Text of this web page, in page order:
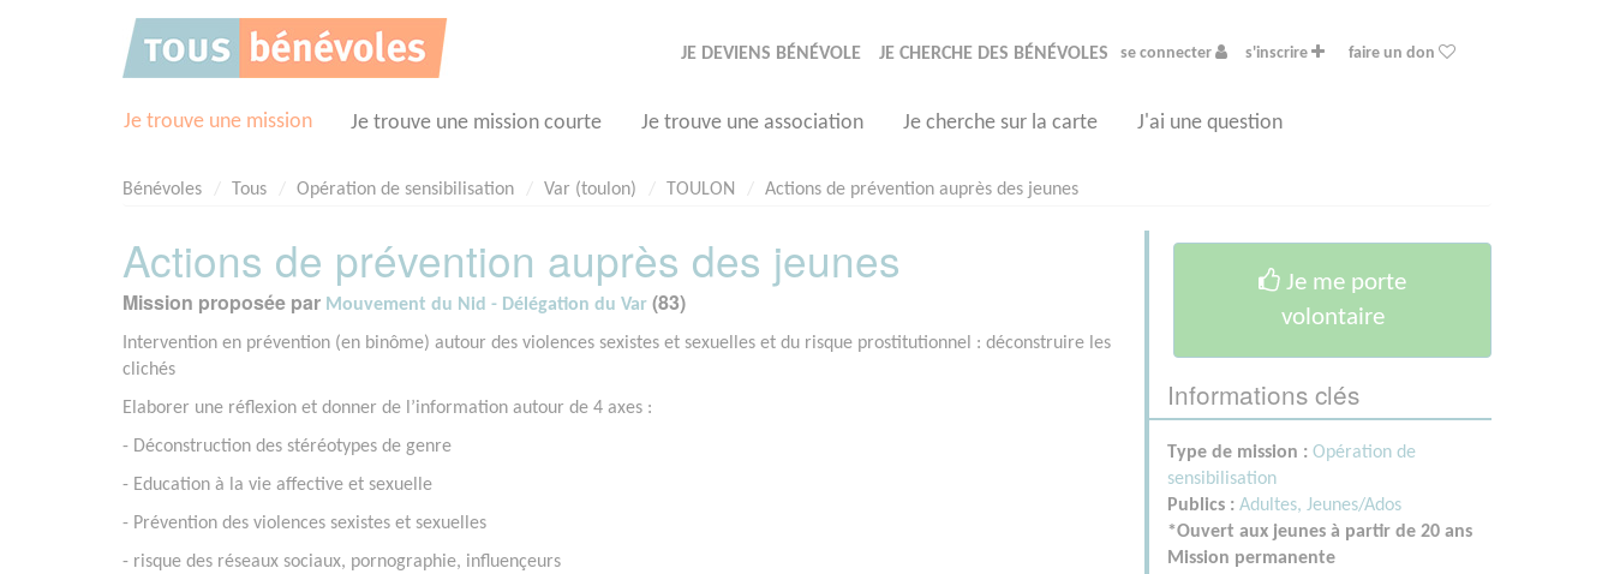
JE DEVIENS BÉNÉVOLE JE CHERCHE DES BÉNÉVOLES se connecter s'inscrire faire un don
Je trouve une mission Je trouve une mission courte Je trouve une association Je cherche sur la carte J'ai une question
Bénévoles Tous Opération de sensibilisation Var (toulon) TOULON Actions de prévention auprès des jeunes
Actions de prévention auprès des jeunes
Mission proposée par Mouvement du Nid - Délégation du Var (83)
Intervention en prévention (en binôme) autour des violences sexistes et sexuelles et du risque prostitutionnel : déconstruire les
clichés
Elaborer une réflexion et donner de l’information autour de 4 axes :
- Déconstruction des stéréotypes de genre
- Education à la vie affective et sexuelle
- Prévention des violences sexistes et sexuelles
- risque des réseaux sociaux, pornographie, influençeurs
Je me porte
volontaire
Informations clés
Type de mission : Opération de
sensibilisation
Publics : Adultes, Jeunes/Ados
*Ouvert aux jeunes à partir de 20 ans
Mission permanente